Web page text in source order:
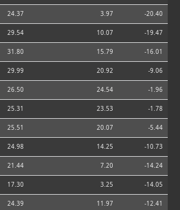
24.37 3.97 -20.40
29.54 10.07 -19.47
31.80 15.79 -16.01
29.99 20.92 -9.06
26.50 24.54 -1.96
25.31 23.53 -1.78
25.51 20.07 -5.44
24.98 14.25 -10.73
21.44 7.20 -14.24
17.30 3.25 -14.05
24.39 11.97 -12.41